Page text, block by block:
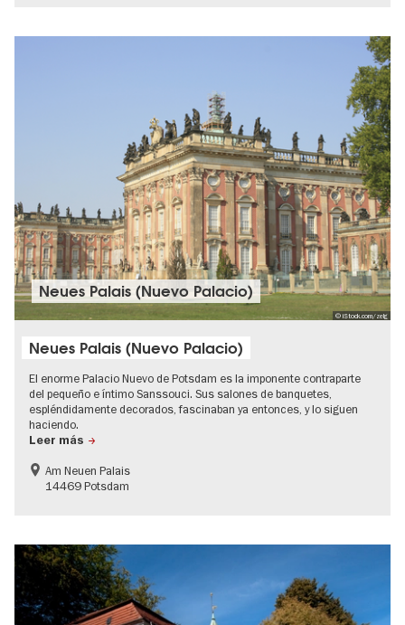
© iStock.com/zelg
Neues Palais (Nuevo Palacio)
Neues Palais (Nuevo Palacio)
El enorme Palacio Nuevo de Potsdam es la imponente contraparte
del pequeño e íntimo Sanssouci. Sus salones de banquetes,
espléndidamente decorados, fascinaban ya entonces, y lo siguen
haciendo.
Leer más
Am Neuen Palais
14469 Potsdam